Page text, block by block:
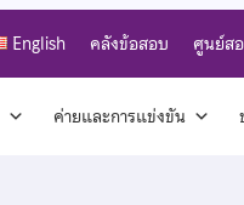
English คลังข้อสอบ ศูนย์ส
ค่ายและการแข่งขัน